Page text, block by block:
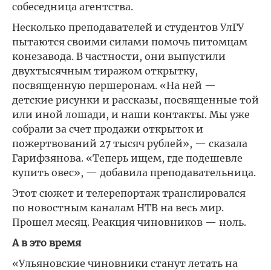
собеседница агентства.
Несколько преподавателей и студентов УлГУ
пытаются своими силами помочь питомцам
конезавода. В частности, они выпустили
двухтысячным тиражом открытку,
посвященную першеронам. «На ней —
детские рисунки и рассказы, посвященные той
или иной лошади, и наши контакты. Мы уже
собрали за счет продажи открыток и
пожертвований 27 тысяч рублей», — сказала
Гарифзянова. «Теперь ищем, где подешевле
купить овес», — добавила преподавательница.
Этот сюжет и телерепортаж транслировался
по новостным каналам НТВ на весь мир.
Прошел месяц. Реакция чиновников — ноль.
А в это время
«Ульяновские чиновники станут летать на